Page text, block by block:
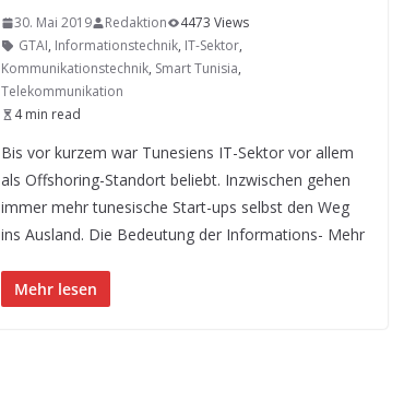
30. Mai 2019 Redaktion
4473 Views
GTAI, Informationstechnik, IT-Sektor,
Kommunikationstechnik, Smart Tunisia,
Telekommunikation
4 min read
Bis vor kurzem war Tunesiens IT-Sektor vor allem
als Offshoring-Standort beliebt. Inzwischen gehen
immer mehr tunesische Start-ups selbst den Weg
ins Ausland. Die Bedeutung der Informations- Mehr
Mehr lesen